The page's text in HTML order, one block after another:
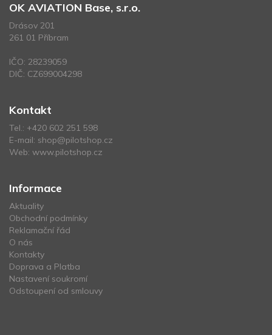
OK AVIATION Base, s.r.o.
Drásov 201
261 01 Příbram
IČO: 28239059
DIČ: CZ699004298
Kontakt
Tel.: +420 602 251 598
E-mail: shop@pilotshop.cz
Web: www.pilotshop.cz
Informace
Aktuality
Obchodní podmínky
Reklamační řád
O nás
Kontakty
Doprava a Platba
Nastavení soukromí
Odstoupení od smlouvy